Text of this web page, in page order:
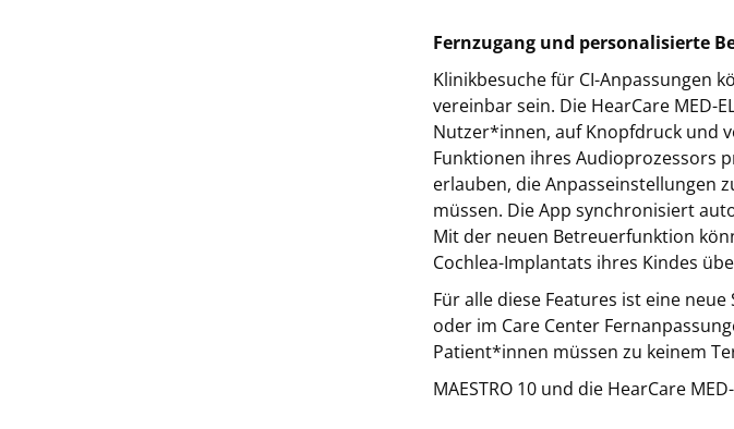
Fernzugang und personalisierte
Klinikbesuche für CI-Anpassungen
vereinbar sein. Die HearCare MED-
Nutzer*innen, auf Knopfdruck und
Funktionen ihres Audioprozessors
erlauben, die Anpasseinstellungen
müssen. Die App synchronisiert
Mit der neuen Betreuerfunktion
Cochlea-Implantats ihres Kindes
Für alle diese Features ist eine
oder im Care Center
Patient*innen müssen zu keinem
MAESTRO 10 und die HearCare